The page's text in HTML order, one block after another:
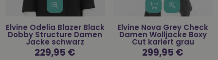
Elvine Odelia Blazer Black
Dobby Structure Damen
Jacke schwarz
Normaler
Preis
229,95 €
Elvine Nova Grey Check
Damen Wolljacke Boxy
Cut kariert grau
Normaler
Preis
299,95 €